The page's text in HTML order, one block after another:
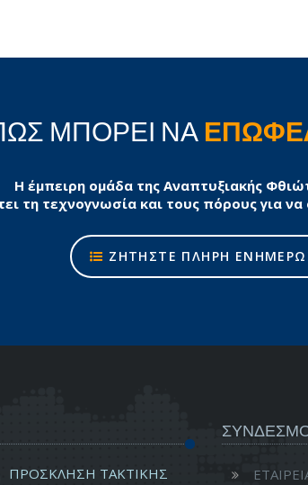
ΜΠΟΡΕΙ ΝΑ
Η έμπειρη ομάδα της Αναπτυξιακής
τη τεχνογνωσία και τους πόρους για
ΖΗΤΗΣΤΕ ΠΛΗΡΗ
ΠΡΟΣΚΛΗΣΗ ΤΑΚΤΙΚΗΣ